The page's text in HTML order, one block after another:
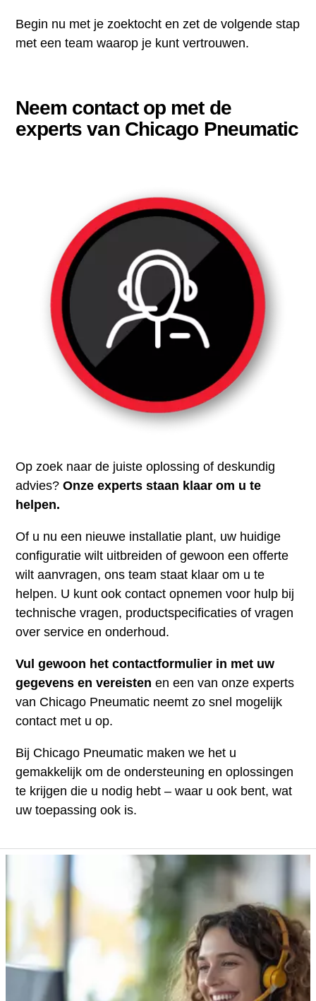
Begin nu met je zoektocht en zet de volgende stap
met een team waarop je kunt vertrouwen.
Neem contact op met de
experts van Chicago Pneumatic
Op zoek naar de juiste oplossing of deskundig
advies? Onze experts staan klaar om u te
helpen.
Of u nu een nieuwe installatie plant, uw huidige
configuratie wilt uitbreiden of gewoon een offerte
wilt aanvragen, ons team staat klaar om u te
helpen. U kunt ook contact opnemen voor hulp bij
technische vragen, productspecificaties of vragen
over service en onderhoud.
Vul gewoon het contactformulier in met uw
gegevens en vereisten en een van onze experts
van Chicago Pneumatic neemt zo snel mogelijk
contact met u op.
Bij Chicago Pneumatic maken we het u
gemakkelijk om de ondersteuning en oplossingen
te krijgen die u nodig hebt – waar u ook bent, wat
uw toepassing ook is.